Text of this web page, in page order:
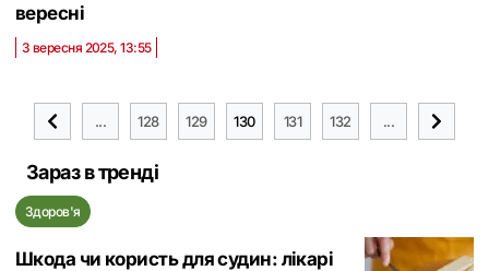
вересні
3 вересня 2025, 13:55
... 128 129 130 131 132 ...
Зараз в тренді
Здоров'я
Шкода чи користь для судин: лікарі